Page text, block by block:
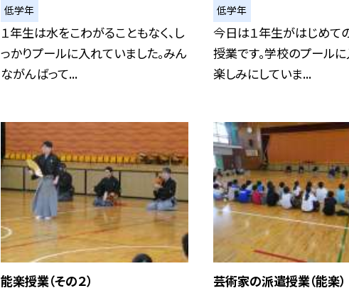
低学年
１年生は水をこわがることもなく、し
っかりプールに入れていました。みん
ながんばって...
低学年
今日は１年生がはじめて
授業です。学校のプール
楽しみにしていま...
能楽授業（その２） 芸術家の派遣授業（能楽）